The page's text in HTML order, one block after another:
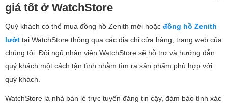
giá tốt ở WatchStore
Quý khách có thể mua đồng hồ Zenith mới hoặc đồng hồ Zenith
lướt tại WatchStore thông qua các địa chỉ cửa hàng, trang web của
chúng tôi. Đội ngũ nhân viên WatchStore sẽ hỗ trợ và hướng dẫn
quý khách một cách tận tình nhằm tìm ra sản phẩm phù hợp với
quý khách.
WatchStore là nhà bán lẻ trực tuyến đáng tin cậy, đảm bảo tính xác